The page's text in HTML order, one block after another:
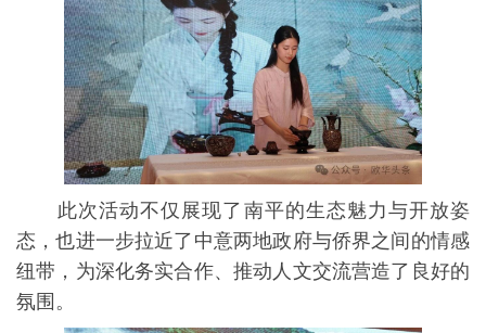
此次活动不仅展现了南平的生态魅力与开放姿
态，也进一步拉近了中意两地政府与侨界之间的情感
纽带，为深化务实合作、推动人文交流营造了良好的
氛围。